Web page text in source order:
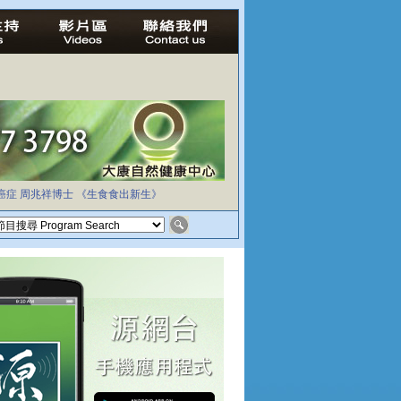
症 周兆祥博士 《生食食出新生》